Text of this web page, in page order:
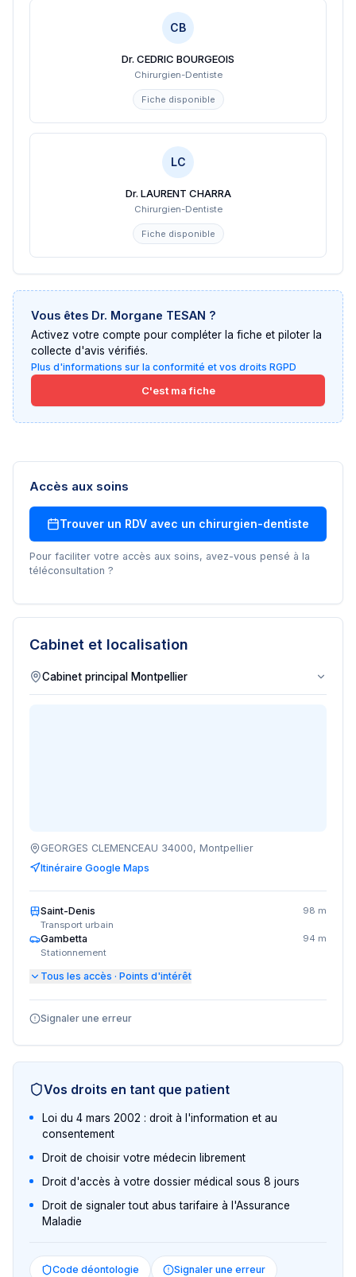
CB
Dr. CEDRIC BOURGEOIS
Chirurgien-Dentiste
Fiche disponible
LC
Dr. LAURENT CHARRA
Chirurgien-Dentiste
Fiche disponible
Vous êtes Dr. Morgane TESAN ?
Activez votre compte pour compléter la fiche et piloter la
collecte d'avis vérifiés.
Plus d'informations sur la conformité et vos droits RGPD
C'est ma fiche
Accès aux soins
Trouver un RDV avec un chirurgien-dentiste
Pour faciliter votre accès aux soins, avez-vous pensé à la
téléconsultation ?
Cabinet et localisation
GEORGES CLEMENCEAU 34000, Montpellier
Itinéraire Google Maps
Saint-Denis
Transport urbain
98 m
Gambetta
Stationnement
94 m
Tous les accès · Points d'intérêt
Signaler une erreur
Vos droits en tant que patient
Loi du 4 mars 2002 : droit à l'information et au
consentement
Droit de choisir votre médecin librement
Droit d'accès à votre dossier médical sous 8 jours
Droit de signaler tout abus tarifaire à l'Assurance
Maladie
Code déontologie Signaler une erreur